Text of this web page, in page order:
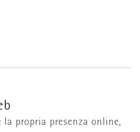
la propria presenza online,